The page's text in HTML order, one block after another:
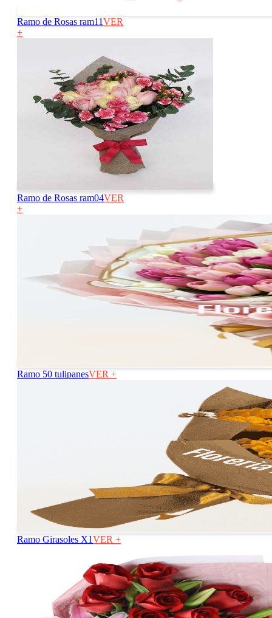
Ramo de Rosas ram11VER
+
Ramo de Rosas ram04VER
+
Ramo 50 tulipanesVER +
Ramo Girasoles X1VER +